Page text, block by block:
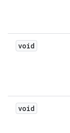
void
void